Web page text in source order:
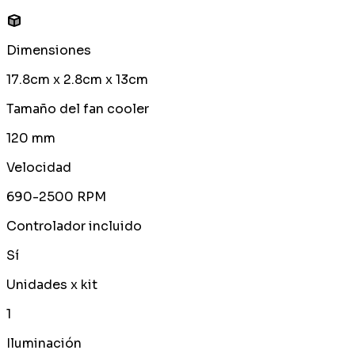
Dimensiones
17.8cm x 2.8cm x 13cm
Tamaño del fan cooler
120 mm
Velocidad
690-2500 RPM
Controlador incluido
Sí
Unidades x kit
1
Iluminación